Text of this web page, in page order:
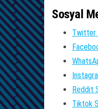
Sosyal
Twitter
Reddit
Tiktok